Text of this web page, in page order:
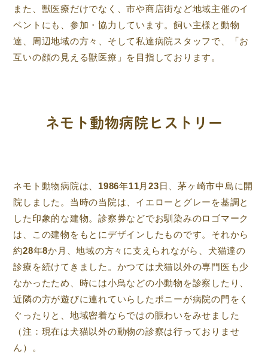
また、獣医療だけでなく、市や商店街など地域主催のイ
ベントにも、参加・協力しています。飼い主様と動物
達、周辺地域の方々、そして私達病院スタッフで、「お
互いの顔の見える獣医療」を目指しております。
ネモト動物病院ヒストリー
ネモト動物病院は、1986年11月23日、茅ヶ崎市中島に開
院しました。当時の当院は、イエローとグレーを基調と
した印象的な建物。診察券などでお馴染みのロゴマーク
は、この建物をもとにデザインしたものです。それから
約28年8か月、地域の方々に支えられながら、犬猫達の
診療を続けてきました。かつては犬猫以外の専門医も少
なかったため、時には小鳥などの小動物を診察したり、
近隣の方が遊びに連れていらしたポニーが病院の門をく
ぐったりと、地域密着ならではの賑わいをみせました
（注：現在は犬猫以外の動物の診察は行っておりませ
ん）。